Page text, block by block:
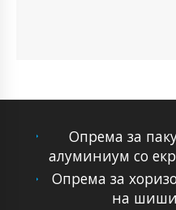
Опрема за
алуминиум со
Опрема за
на